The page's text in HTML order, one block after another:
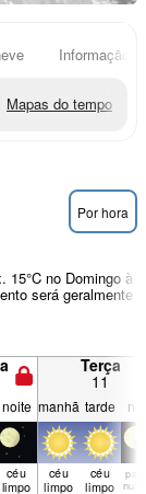
Informação
Mapas do tempo
Por hora
15°C no Domingo à
será geralmente
Terça
11
noite manhã tarde
céu
limpo
céu
limpo
céu
limpo